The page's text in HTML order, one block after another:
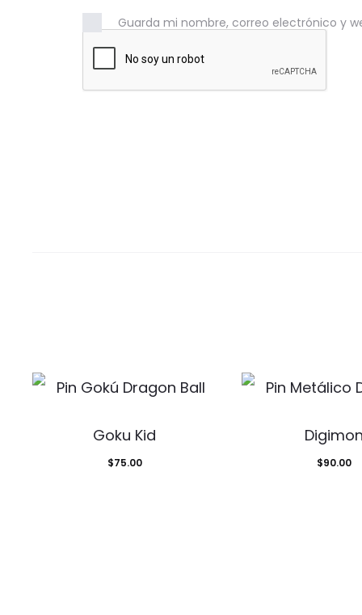
r
a
Guarda mi nombre, correo electrónico y
Goku Kid
$75.00
Digimon
$90.00